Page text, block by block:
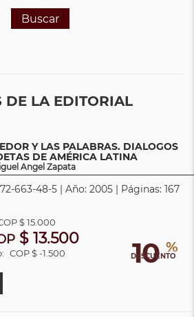
Buscar
DE LA EDITORIAL
Y LAS PALABRAS. DIALOGOS
DE AMÉRICA LATINA
Angel Zapata
663-48-5 | Año: 2005 | Páginas: 167
10 %
DESCUENTO
$ 15.000
$ 13.500
COP $ -1.500